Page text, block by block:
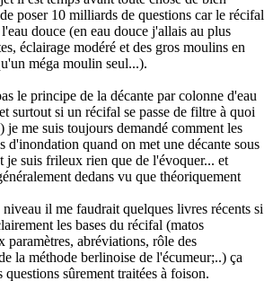
poser 10 milliards de questions car le récifal
douce (en eau douce j'allais au plus
éclairage modéré et des gros moulins en
méga moulin seul...).
le principe de la décante par colonne d'eau
surtout si un récifal se passe de filtre à quoi
je me suis toujours demandé comment les
d'inondation quand on met une décante sous
je suis frileux rien que de l'évoquer... et
dedans vu que théoriquement
il me faudrait quelques livres récents si
les bases du récifal (matos
abréviations, rôle des
la méthode berlinoise de l'écumeur;..) ça
questions sûrement traitées à foison.